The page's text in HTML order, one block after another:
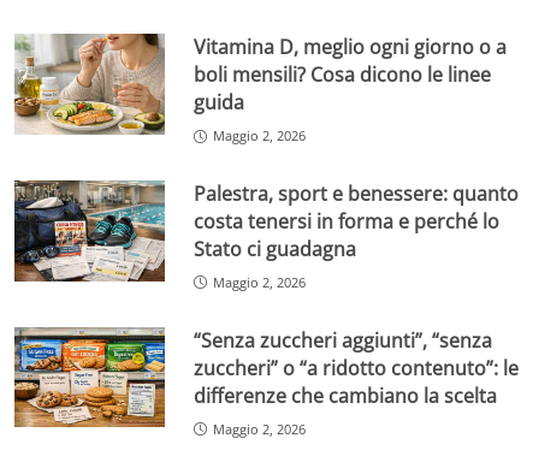
Vitamina D, meglio ogni giorno o a
boli mensili? Cosa dicono le linee
guida
Maggio 2, 2026
Palestra, sport e benessere: quanto
costa tenersi in forma e perché lo
Stato ci guadagna
Maggio 2, 2026
“Senza zuccheri aggiunti”, “senza
zuccheri” o “a ridotto contenuto”: le
differenze che cambiano la scelta
Maggio 2, 2026